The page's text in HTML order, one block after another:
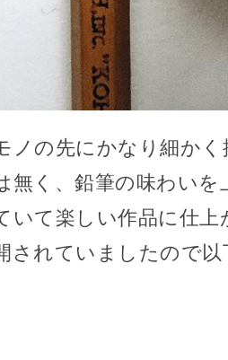
ノの先にかなり細か
無く、鉛筆の味わいを
いて楽しい作品に仕
されていましたので